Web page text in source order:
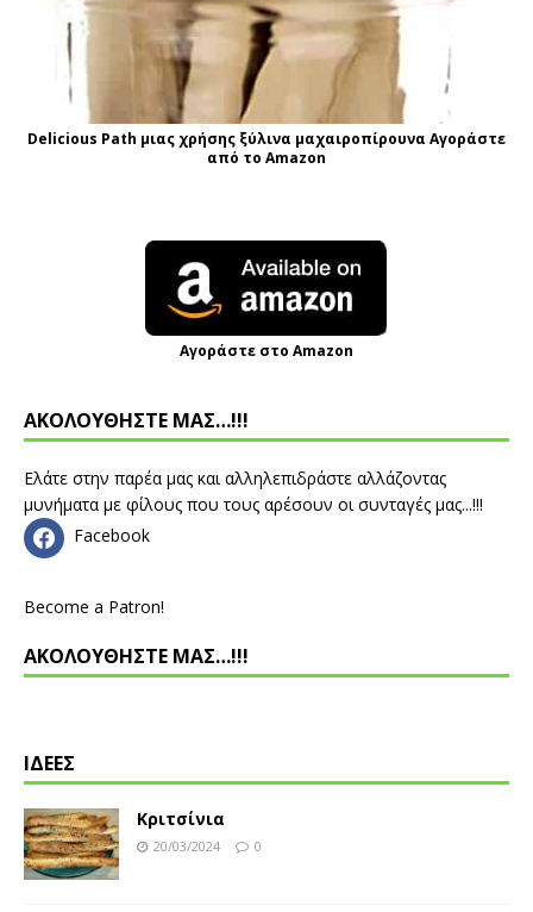
Delicious Path μιας χρήσης ξύλινα μαχαιροπίρουνα Αγοράστε
από το Amazon
Αγοράστε στο Amazon
ΑΚΟΛΟΥΘΗΣΤΕ ΜΑΣ…!!!
Ελάτε στην παρέα μας και αλληλεπιδράστε αλλάζοντας
μυνήματα με φίλους που τους αρέσουν οι συνταγές μας...!!!
Facebook
Become a Patron!
ΑΚΟΛΟΥΘΗΣΤΕ ΜΑΣ…!!!
ΙΔΕΕΣ
Κριτσίνια
20/03/2024 0